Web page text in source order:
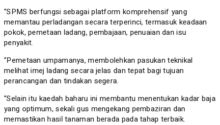
“SPMS berfungsi sebagai platform komprehensif yang
memantau perladangan secara terperinci, termasuk keadaan
pokok, pemetaan ladang, pembajaan, penuaian dan isu
penyakit.
“Pemetaan umpamanya, membolehkan pasukan teknikal
melihat imej ladang secara jelas dan tepat bagi tujuan
perancangan dan tindakan segera.
“Selain itu kaedah baharu ini membantu menentukan kadar baja
yang optimum, sekali gus mengekang pembaziran dan
memastikan hasil tanaman berada pada tahap terbaik.